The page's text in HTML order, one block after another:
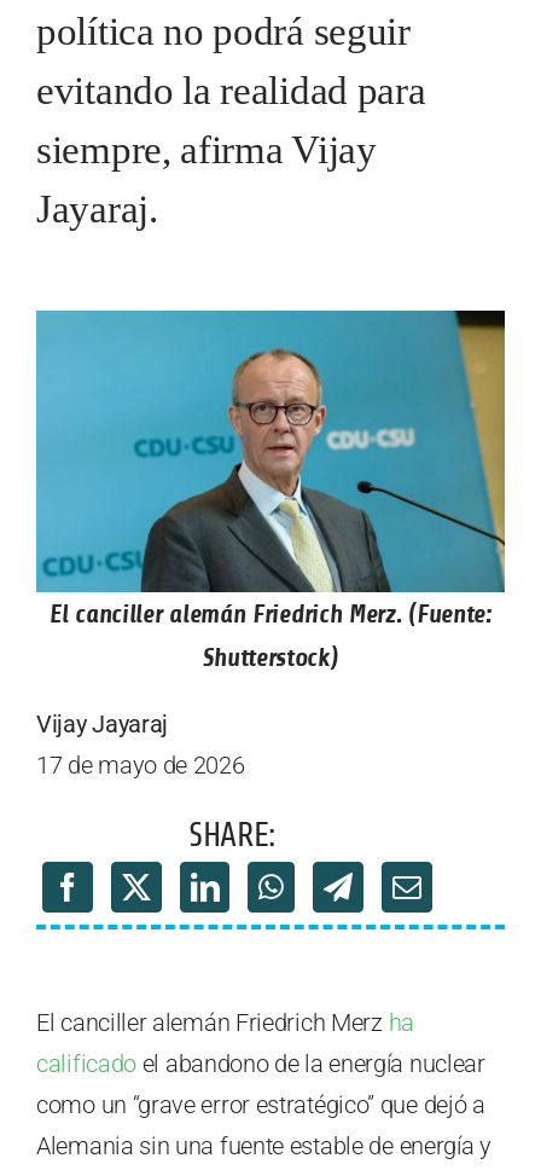
política no podrá seguir
evitando la realidad para
siempre, afirma Vijay
Jayaraj.
El canciller alemán Friedrich Merz. (Fuente:
Shutterstock)
Vijay Jayaraj
17 de mayo de 2026
SHARE:
El canciller alemán Friedrich Merz ha
calificado el abandono de la energía nuclear
como un “grave error estratégico” que dejó a
Alemania sin una fuente estable de energía y